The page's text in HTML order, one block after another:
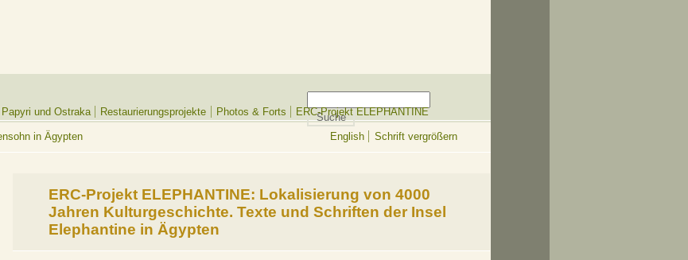
und Ostraka Restaurierungsprojekte Photos & Forts ERC-Projekt ELEPHANTINE
in Ägypten English Schrift vergrößern
ERC-Projekt ELEPHANTINE: Lokalisierung von 4000
Jahren Kulturgeschichte. Texte und Schriften der Insel
Elephantine in Ägypten